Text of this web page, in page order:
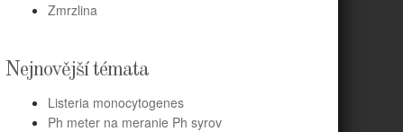
Zmrzlina
Nejnovější témata
Listeria monocytogenes
Ph meter na meranie Ph syrov